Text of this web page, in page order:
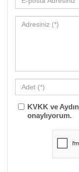
KVKK ve
onaylıyorum.